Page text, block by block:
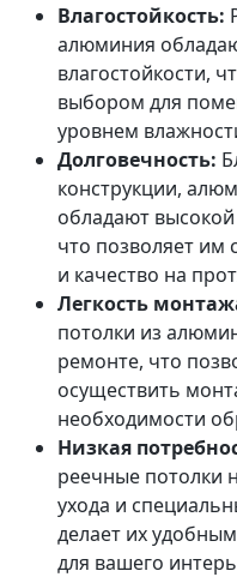
Влагостойкость:
алюминия
влагостойкости,
выбором для
уровнем
Долговечность:
конструкции,
обладают
что позволяет им
и качество на
Легкость
потолки из
ремонте, что
осуществить
необходимости
Низкая
реечные потолки
ухода и
делает их
для вашего